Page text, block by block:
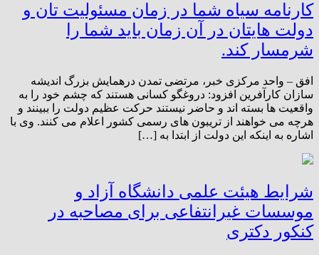
کارنامه سیاه شما در زمان مسئولیت تان و
دولت هایتان در آن زمان باید شما را
شرمسار کند.
افق – واحد مرکزی خبر، مرتضی تمدن درهمایش بزرگ اندیشه
سازان کارآفرین افزود: دروغگو کسانی هستند که چشم خود را به
واقعیت ها بسته اند و حاضر نیستند حرکت عظیم دولت را ببینند و
هرچه می خواهند از تریبون های رسمی کشور اعلام می کنند. وی با
اشاره به اینکه این دولت از ابتدا به […]
شرایط هیئت علمی دانشگاه آزاد و
موسسات غیرانتفاعی برای مصاحبه در
کنکور دکتری